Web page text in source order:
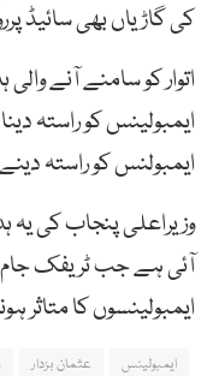
کی گاڑیاں بھی سائیڈ
اتوار کو سامنے آنے
ایمبولینس کو راستہ
ایمبولنس کو راستہ
وزیراعلی پنجاب کی
آئی ہے جب ٹریفک جام
ایمبولینسوں کا متاثر
ایمبولینس عثمان بزدار